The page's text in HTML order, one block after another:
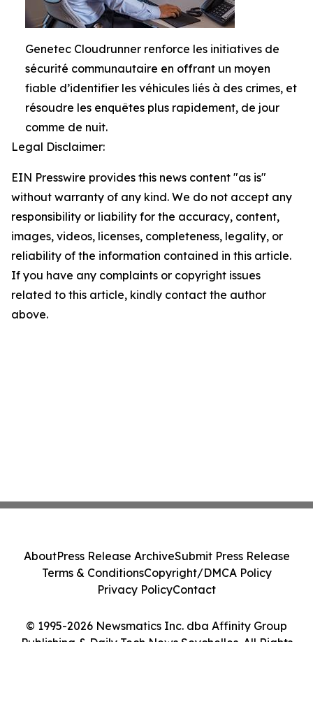
Genetec Cloudrunner renforce les initiatives de
sécurité communautaire en offrant un moyen
fiable d’identifier les véhicules liés à des crimes, et
résoudre les enquêtes plus rapidement, de jour
comme de nuit.
Legal Disclaimer:
EIN Presswire provides this news content "as is"
without warranty of any kind. We do not accept any
responsibility or liability for the accuracy, content,
images, videos, licenses, completeness, legality, or
reliability of the information contained in this article.
If you have any complaints or copyright issues
related to this article, kindly contact the author
above.
© 1995-2026 Newsmatics Inc. dba Affinity Group
Publishing & Daily Tech News Seychelles. All Rights
AboutPress Release ArchiveSubmit Press Release
Terms & ConditionsCopyright/DMCA Policy
Privacy PolicyContact